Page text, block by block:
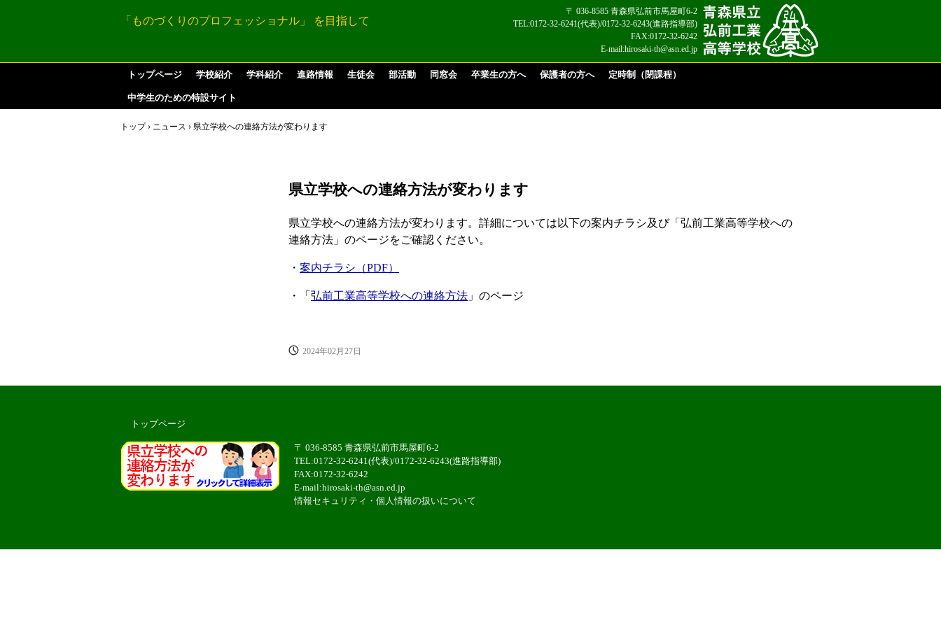
「ものづくりのプロフェッショナル」 を目指して
〒 036-8585 青森県弘前市馬屋町6-2
TEL:0172-32-6241(代表)/0172-32-6243(進路指導部)
FAX:0172-32-6242
E-mail:hirosaki-th@asn.ed.jp
トップページ 学校紹介 学科紹介 進路情報 生徒会 部活動 同窓会 卒業生の方へ 保護者の方へ 定時制（閉課程）
中学生のための特設サイト
トップ › ニュース › 県立学校への連絡方法が変わります
県立学校への連絡方法が変わります
県立学校への連絡方法が変わります。詳細については以下の案内チラシ及び「弘前工業高等学校への
連絡方法」のページをご確認ください。
・ 案内チラシ（PDF）
・「 弘前工業高等学校への連絡方法 」のページ
2024年02月27日
トップページ
〒 036-8585 青森県弘前市馬屋町6-2
TEL:0172-32-6241(代表)/0172-32-6243(進路指導部)
FAX:0172-32-6242
E-mail:hirosaki-th@asn.ed.jp
情報セキュリティ・個人情報の扱いについて